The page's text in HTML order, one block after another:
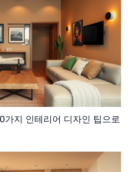
가지 인테리어 디자인 팁으로